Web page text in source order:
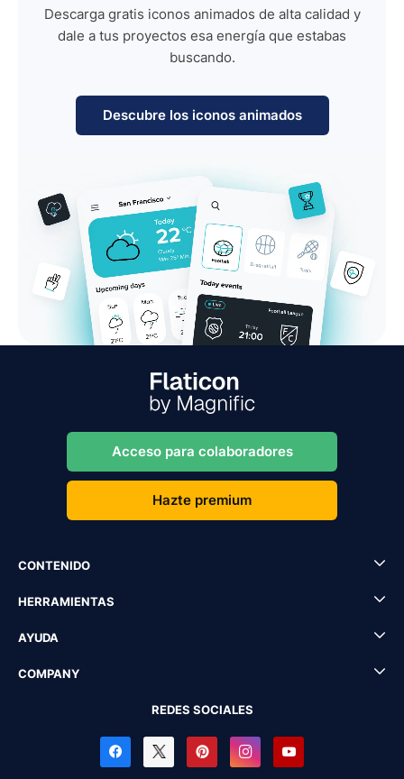
Descarga gratis iconos animados de alta calidad y
dale a tus proyectos esa energía que estabas
buscando.
Descubre los iconos animados
Acceso para colaboradores
Hazte premium
CONTENIDO
HERRAMIENTAS
AYUDA
COMPANY
REDES SOCIALES